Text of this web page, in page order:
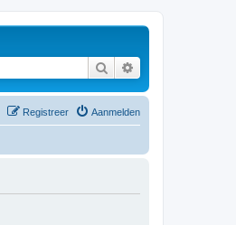
Zoek
Aanmelden
Registreer